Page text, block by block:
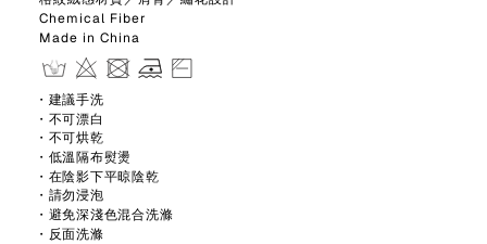
Chemical Fiber
Made in China
・建議手洗
・不可漂白
・不可烘乾
・低溫隔布熨燙
・在陰影下平晾陰乾
・請勿浸泡
・避免深淺色混合洗滌
・反面洗滌